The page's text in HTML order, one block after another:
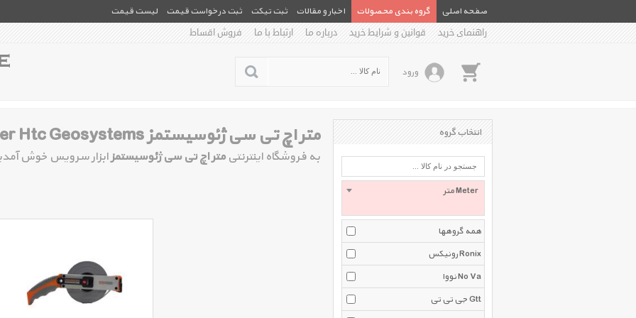
صفحه اصلی گروه بندی محصولات اخبار و مقالات ثبت تیکت ثبت درخواست قیمت
لیست قیمت
راهنمای خرید
قوانین و شرایط خرید درباره ما ارتباط با ما فروش اقساط
ورود
متر اچ تی سی ژئوسیستمز Meter Htc Geosystems
به فروشگاه اینترنتی متر اچ تی سی ژئوسیستمزابزار سرویس خوش
انتخاب گروه
متر Meter
همه گروهها
رونیکس Ronix
نووا No Va
جی تی تی Gtt